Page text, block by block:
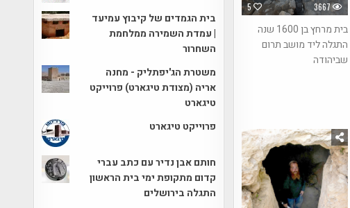
5 3667
בית מרחץ בן 1600 שנה
התגלה ליד מושב תרום
שביהודה
בית הגמדים של קיבוץ עמיעד
| עמדת השמירה ממלחמת
השחרור
משטרת הג'יפתליק - מחנה
אריה (מצודת טיגארט) פרוייקט
טיגארט
פרוייקט טיגארט
חותם אבן נדיר עם כתב עברי
קדום מתקופת ימי בית הראשון
התגלה בירושלים